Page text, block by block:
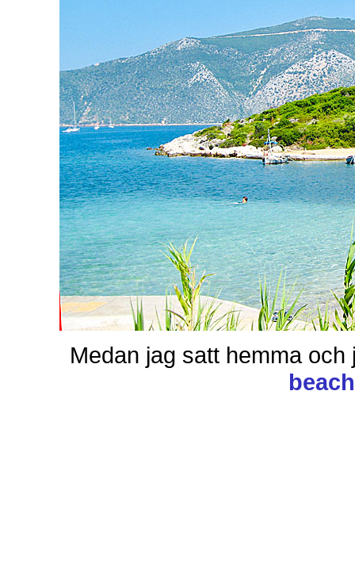
Medan jag satt hemma
beach